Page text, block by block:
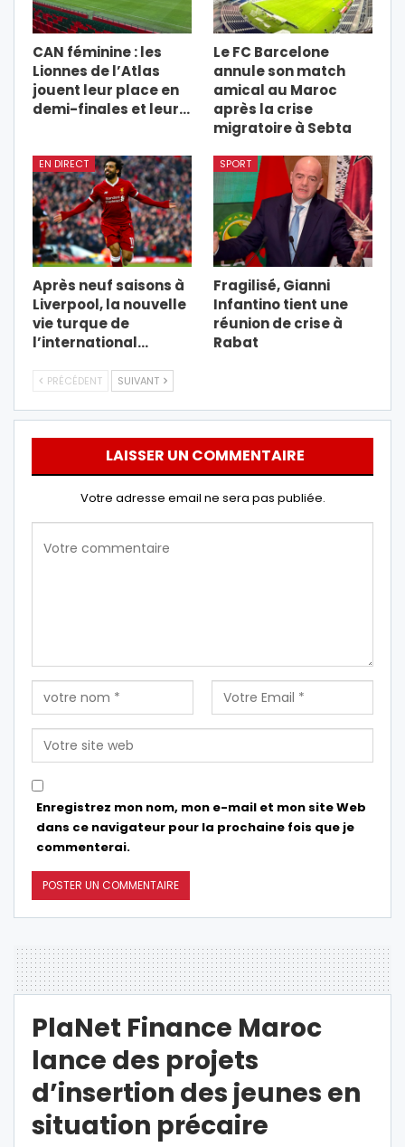
CAN féminine : les
Lionnes de l’Atlas
jouent leur place en
demi-finales et leur…
Le FC Barcelone
annule son match
amical au Maroc
après la crise
migratoire à Sebta
EN DIRECT
Après neuf saisons à
Liverpool, la nouvelle
vie turque de
l’international…
SPORT
Fragilisé, Gianni
Infantino tient une
réunion de crise à
Rabat
PRÉCÉDENT SUIVANT
LAISSER UN COMMENTAIRE
Votre adresse email ne sera pas publiée.
Enregistrez mon nom, mon e-mail et mon site Web
dans ce navigateur pour la prochaine fois que je
commenterai.
PlaNet Finance Maroc
lance des projets
d’insertion des jeunes en
situation précaire